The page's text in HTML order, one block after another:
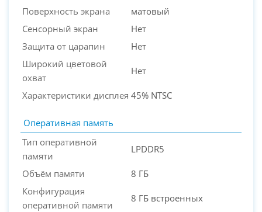
Поверхность экрана
матовый
Сенсорный экран
Нет
Защита от царапин
Нет
Широкий цветовой
охват
Нет
Характеристики дисплея 45% NTSC
Оперативная память
Тип оперативной
памяти
LPDDR5
Объём памяти
8 ГБ
Конфигурация
оперативной памяти
8 ГБ встроенных